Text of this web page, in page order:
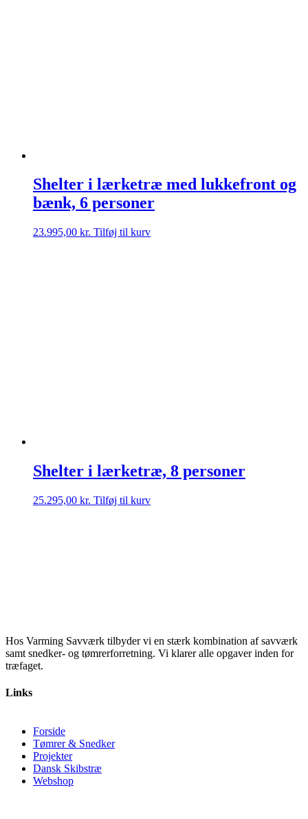
Shelter i lærketræ med lukkefront og
bænk, 6 personer
23.995,00 kr. Tilføj til kurv
Shelter i lærketræ, 8 personer
25.295,00 kr. Tilføj til kurv
Hos Varming Savværk tilbyder vi en stærk kombination af savværk
samt snedker- og tømrerforretning. Vi klarer alle opgaver inden for
træfaget.
Links
Forside
Tømrer & Snedker
Projekter
Dansk Skibstræ
Webshop